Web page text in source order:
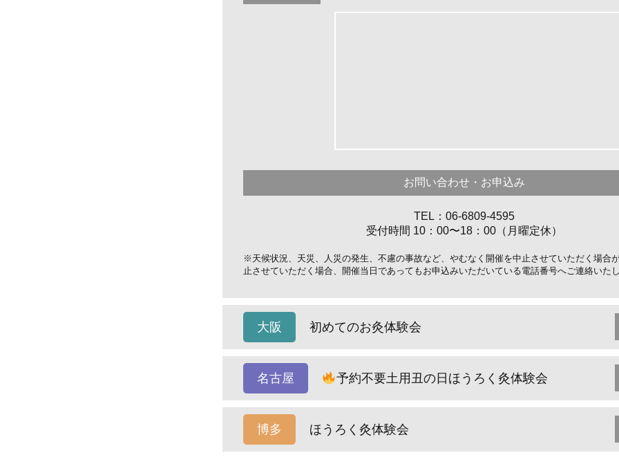
お問い合わせ・お申込み
TEL：06-6809-4595
受付時間 10：00〜18：00（月曜定休）
※天候状況、天災、人災の発生、不慮の事故など、やむなく開催を中止させていただく場合
止させていただく場合、開催当日であってもお申込みいただいている電話番号へご連絡いた
大阪 初めてのお灸体験会
名古屋 予約不要土用丑の日ほうろく灸体験会
博多 ほうろく灸体験会